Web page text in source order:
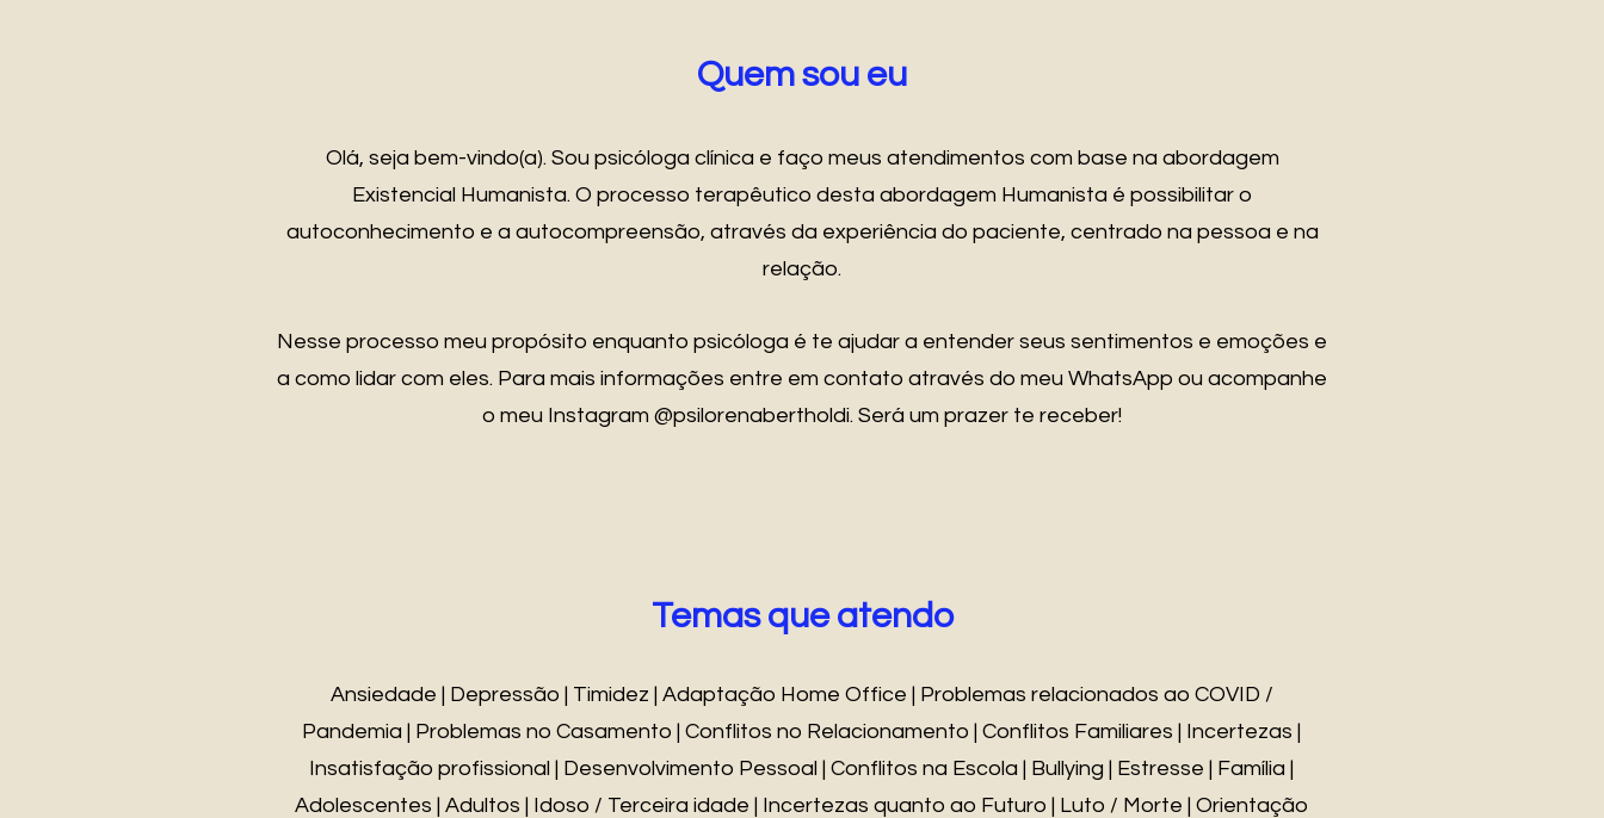
Quem sou eu
Olá, seja bem-vindo(a). Sou psicóloga clínica e faço meus atendimentos com base na abordagem
Existencial Humanista. O processo terapêutico desta abordagem Humanista é possibilitar o
autoconhecimento e a autocompreensão, através da experiência do paciente, centrado na pessoa e na
relação.
Nesse processo meu propósito enquanto psicóloga é te ajudar a entender seus sentimentos e emoções e
a como lidar com eles. Para mais informações entre em contato através do meu WhatsApp ou acompanhe
o meu Instagram @psilorenabertholdi. Será um prazer te receber!
Temas que atendo
Ansiedade | Depressão | Timidez | Adaptação Home Office | Problemas relacionados ao COVID /
Pandemia | Problemas no Casamento | Conflitos no Relacionamento | Conflitos Familiares | Incertezas |
Insatisfação profissional | Desenvolvimento Pessoal | Conflitos na Escola | Bullying | Estresse | Família |
Adolescentes | Adultos | Idoso / Terceira idade | Incertezas quanto ao Futuro | Luto / Morte | Orientação